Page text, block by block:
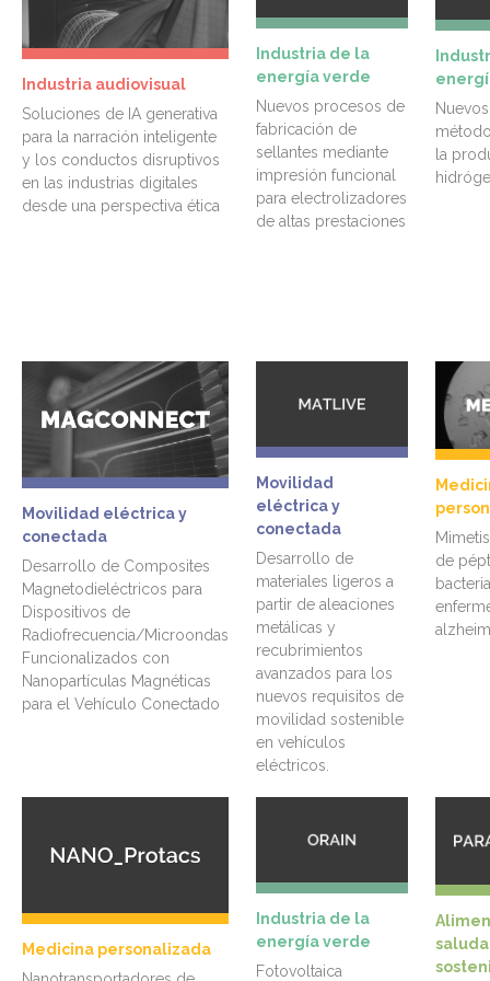
Industria audiovisual
Soluciones de IA generativa
para la narración inteligente
y los conductos disruptivos
en las industrias digitales
desde una perspectiva ética
Industria de la
energía verde
Nuevos procesos de
fabricación de
sellantes mediante
impresión funcional
para electrolizadores
de altas prestaciones
la
Movilidad eléctrica y
conectada
Desarrollo de Composites
Magnetodieléctricos para
Dispositivos de
Radiofrecuencia/Microondas
Funcionalizados con
Nanopartículas Magnéticas
para el Vehículo Conectado
Movilidad
eléctrica y
conectada
Desarrollo de
materiales ligeros a
partir de aleaciones
metálicas y
recubrimientos
avanzados para los
nuevos requisitos de
movilidad sostenible
en vehículos
eléctricos.
de
Medicina personalizada
Industria de la
energía verde
Fotovoltaica